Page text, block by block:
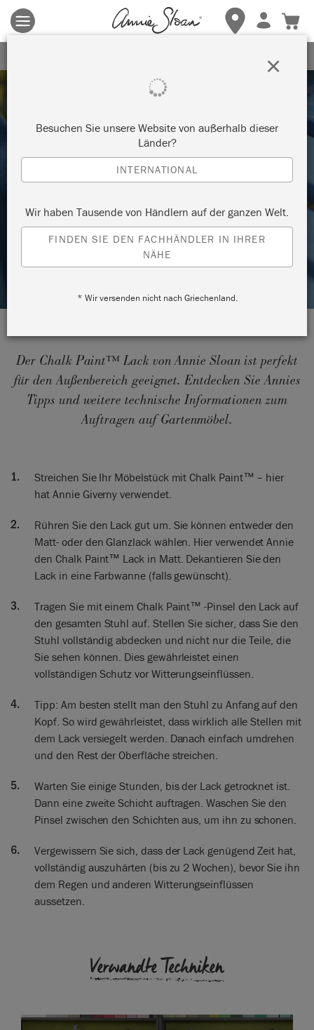
Es gelten die allgemeinen Geschäftsbedingungen.
hierfür weitere Informationen.
Technik
SO VERSIEGELN SIE GARTENMÖBEL
MIT CHALK PAINT™ LACK
Der Chalk Paint™ Lack von Annie Sloan ist perfekt
für den Außenbereich geeignet. Entdecken Sie Annies
Tipps und weitere technische Informationen zum
Auftragen auf Gartenmöbel.
Streichen Sie Ihr Möbelstück mit Chalk Paint™ – hier
hat Annie Giverny verwendet.
Rühren Sie den Lack gut um. Sie können entweder den
Matt- oder den Glanzlack wählen. Hier verwendet Annie
den Chalk Paint™ Lack in Matt. Dekantieren Sie den
Lack in eine Farbwanne (falls gewünscht).
Tragen Sie mit einem Chalk Paint™ -Pinsel den Lack auf
den gesamten Stuhl auf. Stellen Sie sicher, dass Sie den
Stuhl vollständig abdecken und nicht nur die Teile, die
Sie sehen können. Dies gewährleistet einen
vollständigen Schutz vor Witterungseinflüssen.
Tipp: Am besten stellt man den Stuhl zu Anfang auf den
Kopf. So wird gewährleistet, dass wirklich alle Stellen mit
dem Lack versiegelt werden. Danach einfach umdrehen
und den Rest der Oberfläche streichen.
Warten Sie einige Stunden, bis der Lack getrocknet ist.
Dann eine zweite Schicht auftragen. Waschen Sie den
Pinsel zwischen den Schichten aus, um ihn zu schonen.
Vergewissern Sie sich, dass der Lack genügend Zeit hat,
vollständig auszuhärten (bis zu 2 Wochen), bevor Sie ihn
dem Regen und anderen Witterungseinflüssen
aussetzen.
Verwandte Techniken
Besuchen Sie unsere Website von außerhalb dieser
Länder?
INTERNATIONAL
Wir haben Tausende von Händlern auf der ganzen Welt.
FINDEN SIE DEN FACHHÄNDLER IN IHRER
NÄHE
* Wir versenden nicht nach Griechenland.
×